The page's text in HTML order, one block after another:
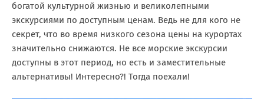
богатой культурной жизнью и великолепными
экскурсиями по доступным ценам. Ведь не для кого не
секрет, что во время низкого сезона цены на курортах
значительно снижаются. Не все морские экскурсии
доступны в этот период, но есть и заместительные
альтернативы! Интересно?! Тогда поехали!